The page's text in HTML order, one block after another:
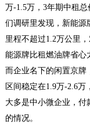
万-1.5万，3年期中租
们调研里发现，新能源
里程不超过1.2万公里
能源牌比租燃油牌省心
而企业名下的闲置京牌
区间稳定在1.9万-2.6
大多是中小微企业，付
的情况。